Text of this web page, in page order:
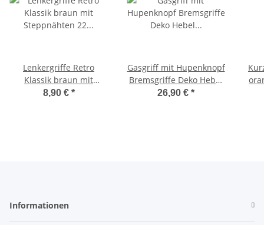
Lenkergriffe Retro
Klassik braun mit
Steppnähten 22 / 24 mm
8,90 € *
Gasgriff mit Hupenknopf
Bremsgriffe Deko Hebel
Komplettarmatur Ciao -
26,90 € *
Informationen